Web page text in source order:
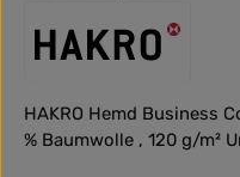
HAKRO Hemd Business
% Baumwolle , 120 g/m²